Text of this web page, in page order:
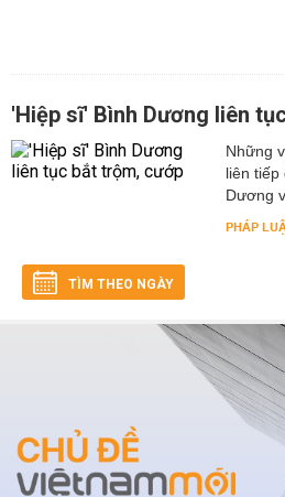
'Hiệp sĩ' Bình Dương liên
Những
liên tiếp
Dương
PHÁP
TÌM THEO NGÀY